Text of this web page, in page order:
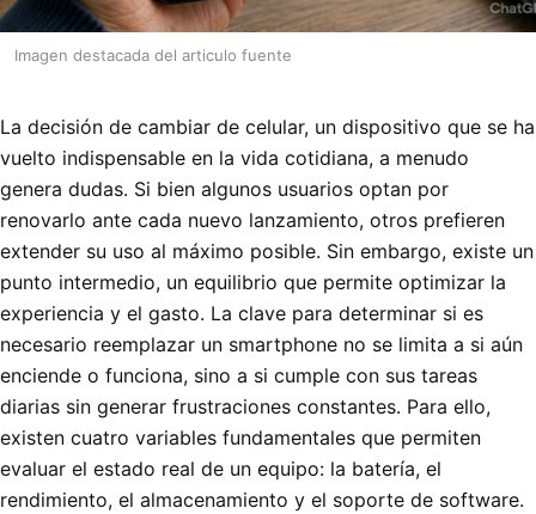
Imagen destacada del articulo fuente
La decisión de cambiar de celular, un dispositivo que se ha
vuelto indispensable en la vida cotidiana, a menudo
genera dudas. Si bien algunos usuarios optan por
renovarlo ante cada nuevo lanzamiento, otros prefieren
extender su uso al máximo posible. Sin embargo, existe un
punto intermedio, un equilibrio que permite optimizar la
experiencia y el gasto. La clave para determinar si es
necesario reemplazar un smartphone no se limita a si aún
enciende o funciona, sino a si cumple con sus tareas
diarias sin generar frustraciones constantes. Para ello,
existen cuatro variables fundamentales que permiten
evaluar el estado real de un equipo: la batería, el
rendimiento, el almacenamiento y el soporte de software.